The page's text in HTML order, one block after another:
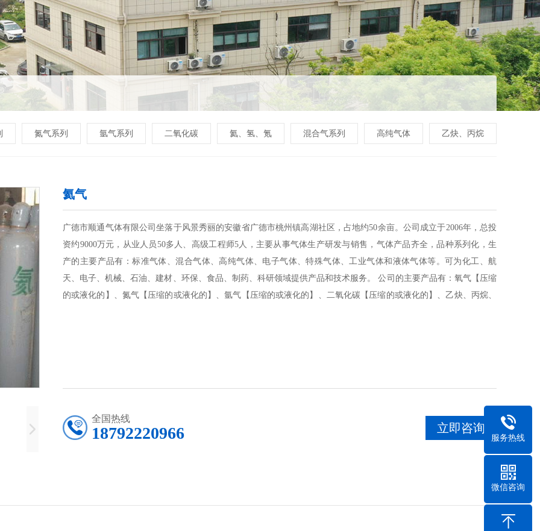
氮气系列 氩气系列 二氧化碳 氦、氢、氪 混合气系列 高纯气体 乙炔、丙烷
氦气
广德市顺通气体有限公司坐落于风景秀丽的安徽省广德市桃州镇高湖社区，占地约50余亩。公司成立于2006年，总投
资约9000万元，从业人员50多人、高级工程师5人，主要从事气体生产研发与销售，气体产品齐全，品种系列化，生
产的主要产品有：标准气体、混合气体、高纯气体、电子气体、特殊气体、工业气体和液体气体等。可为化工、航
天、电子、机械、石油、建材、环保、食品、制药、科研领域提供产品和技术服务。 公司的主要产品有：氧气【压缩
的或液化的】、氮气【压缩的或液化的】、氩气【压缩的或液化的】、二氧化碳【压缩的或液化的】、乙炔、丙烷、
立即咨询
全国热线
18792220966 服务热线
微信咨询